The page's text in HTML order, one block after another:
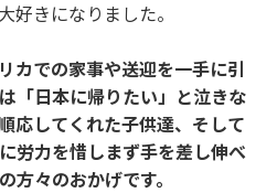
好きになりました。
カでの家事や送迎を一手に引
「日本に帰りたい」と泣きな
応してくれた子供達、そして
労力を惜しまず手を差し伸べ
方々のおかげです。